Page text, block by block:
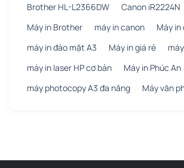
Brother HL-L2366DW
Canon iR2224N
Máy in Brother
máy in canon
Máy in
máy in đảo mặt A3
Máy in giá rẻ
máy in laser HP cơ bản
Máy in Phúc An
máy photocopy A3 đa năng
Máy văn